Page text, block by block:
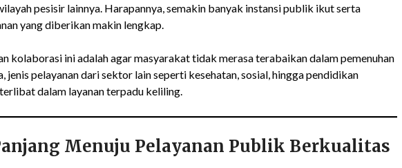
pesisir lainnya. Harapannya, semakin banyak instansi publik ikut serta
yang diberikan makin lengkap.
kolaborasi ini adalah agar masyarakat tidak merasa terabaikan dalam pemenuhan
jenis pelayanan dari sektor lain seperti kesehatan, sosial, hingga pendidikan
dalam layanan terpadu keliling.
Menuju Pelayanan Publik Berkualitas